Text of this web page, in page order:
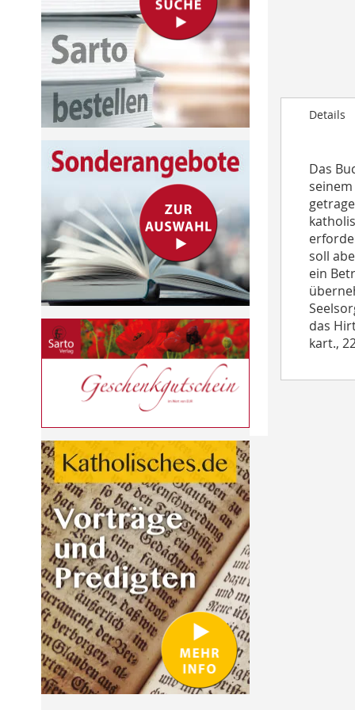
galleryDetails
Das
soll
ein
das
kart.,